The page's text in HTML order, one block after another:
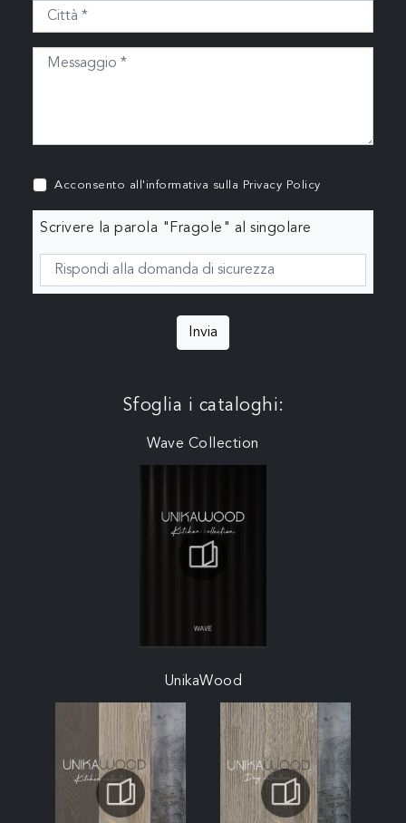
Acconsento all'informativa sulla Privacy Policy
Scrivere la parola "Fragole" al singolare
Invia
Sfoglia i cataloghi:
Wave Collection
UnikaWood